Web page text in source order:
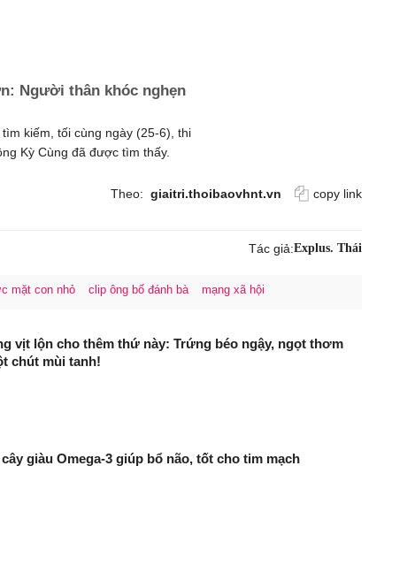
Người thân khóc nghẹn
kiếm, tối cùng ngày (25-6), thi
Kỳ Cùng đã được tìm thấy.
Theo: giaitri.thoibaovhnt.vn copy link
Tác giả:Explus. Thái
mặt con nhỏ clip ông bố đánh bà mạng xã hội
vịt lộn cho thêm thứ này: Trứng béo ngậy, ngọt thơm
chút mùi tanh!
giàu Omega-3 giúp bổ não, tốt cho tim mạch